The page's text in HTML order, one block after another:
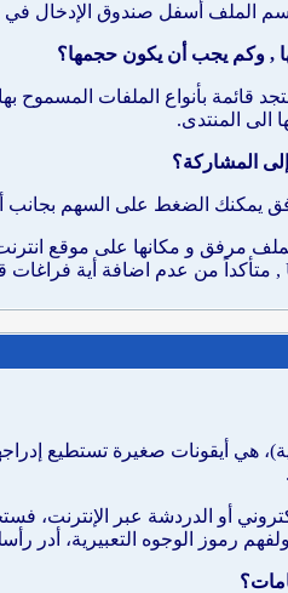
الملف أسفل صندوق الإدخال في
, وكم يجب أن يكون حجمها؟
قائمة بأنواع الملفات المسموح
الى المنتدى.
المشاركة؟
الضغط على السهم بجانب
مرفق و مكانها على موقع
هي أيقونات صغيرة تستطيع
أو الدردشة عبر الإنترنت،
رموز الوجوه التعبيرية،